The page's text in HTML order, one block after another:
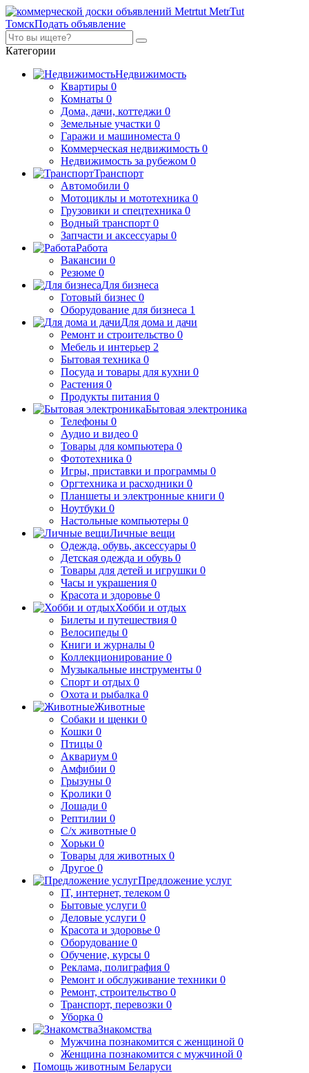
MetrTut
ТомскПодать объявление
Категории
Недвижимость
Квартиры 0
Комнаты 0
Дома, дачи, коттеджи 0
Земельные участки 0
Гаражи и машиноместа 0
Коммерческая недвижимость 0
Недвижимость за рубежом 0
Транспорт
Автомобили 0
Мотоциклы и мототехника 0
Грузовики и спецтехника 0
Водный транспорт 0
Запчасти и аксессуары 0
Работа
Вакансии 0
Резюме 0
Для бизнеса
Готовый бизнес 0
Оборудование для бизнеса 1
Для дома и дачи
Ремонт и строительство 0
Мебель и интерьер 2
Бытовая техника 0
Посуда и товары для кухни 0
Растения 0
Продукты питания 0
Бытовая электроника
Телефоны 0
Аудио и видео 0
Товары для компьютера 0
Фототехника 0
Игры, приставки и программы 0
Оргтехника и расходники 0
Планшеты и электронные книги 0
Ноутбуки 0
Настольные компьютеры 0
Личные вещи
Одежда, обувь, аксессуары 0
Детская одежда и обувь 0
Товары для детей и игрушки 0
Часы и украшения 0
Красота и здоровье 0
Хобби и отдых
Билеты и путешествия 0
Велосипеды 0
Книги и журналы 0
Коллекционирование 0
Музыкальные инструменты 0
Спорт и отдых 0
Охота и рыбалка 0
Животные
Собаки и щенки 0
Кошки 0
Птицы 0
Аквариум 0
Амфибии 0
Грызуны 0
Кролики 0
Лошади 0
Рептилии 0
С/х животные 0
Хорьки 0
Товары для животных 0
Другое 0
Предложение услуг
IT, интернет, телеком 0
Бытовые услуги 0
Деловые услуги 0
Красота и здоровье 0
Оборудование 0
Обучение, курсы 0
Реклама, полиграфия 0
Ремонт и обслуживание техники 0
Ремонт, строительство 0
Транспорт, перевозки 0
Уборка 0
Знакомства
Мужчина познакомится с женщиной 0
Женщина познакомится с мужчиной 0
Помощь животным Беларуси